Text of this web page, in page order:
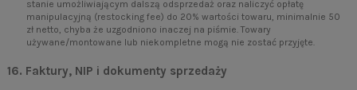
stanie umożliwiającym dalszą odsprzedaż oraz naliczyć opłatę
manipulacyjną (restocking fee) do 20% wartości towaru, minimalnie 50
zł netto, chyba że uzgodniono inaczej na piśmie. Towary
używane/montowane lub niekompletne mogą nie zostać przyjęte.
16. Faktury, NIP i dokumenty sprzedaży